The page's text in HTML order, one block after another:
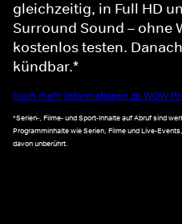
gleichzeitig, in Full HD
Surround Sound – ohne
kostenlos testen.
kündbar.*
Noch mehr Informationen zu WOW
*Serien-, Filme- und Sport-Inhalte auf Abruf sind
Programminhalte wie Serien, Filme und Live-
davon unberührt.